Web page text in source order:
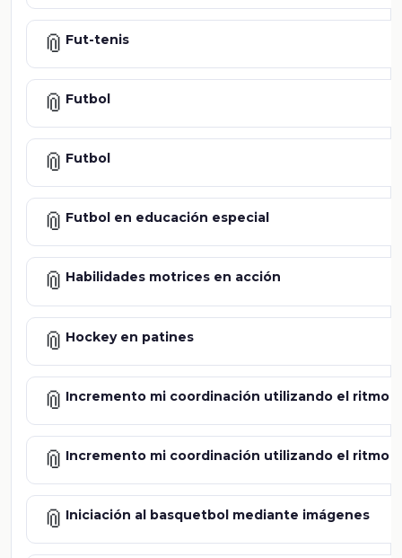
📎 Fut-tenis
📎 Futbol
📎 Futbol
📎 Futbol en educación especial
📎 Habilidades motrices en acción
📎 Hockey en patines
📎 Incremento mi coordinación utilizando el ritmo
📎 Incremento mi coordinación utilizando el ritmo
📎 Iniciación al basquetbol mediante imágenes